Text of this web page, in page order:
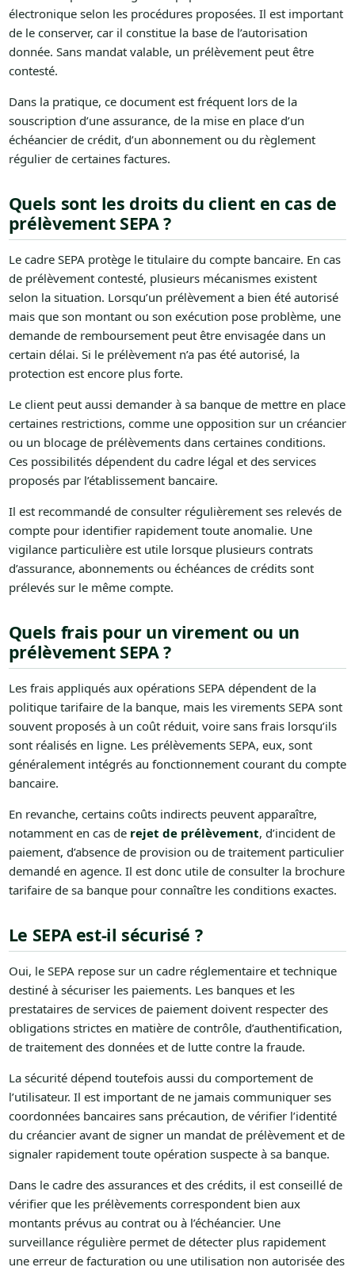
électronique selon les procédures proposées. Il est important
de le conserver, car il constitue la base de l’autorisation
donnée. Sans mandat valable, un prélèvement peut être
contesté.
Dans la pratique, ce document est fréquent lors de la
souscription d’une assurance, de la mise en place d’un
échéancier de crédit, d’un abonnement ou du règlement
régulier de certaines factures.
Quels sont les droits du client en cas de
prélèvement SEPA ?
Le cadre SEPA protège le titulaire du compte bancaire. En cas
de prélèvement contesté, plusieurs mécanismes existent
selon la situation. Lorsqu’un prélèvement a bien été autorisé
mais que son montant ou son exécution pose problème, une
demande de remboursement peut être envisagée dans un
certain délai. Si le prélèvement n’a pas été autorisé, la
protection est encore plus forte.
Le client peut aussi demander à sa banque de mettre en place
certaines restrictions, comme une opposition sur un créancier
ou un blocage de prélèvements dans certaines conditions.
Ces possibilités dépendent du cadre légal et des services
proposés par l’établissement bancaire.
Il est recommandé de consulter régulièrement ses relevés de
compte pour identifier rapidement toute anomalie. Une
vigilance particulière est utile lorsque plusieurs contrats
d’assurance, abonnements ou échéances de crédits sont
prélevés sur le même compte.
Quels frais pour un virement ou un
prélèvement SEPA ?
Les frais appliqués aux opérations SEPA dépendent de la
politique tarifaire de la banque, mais les virements SEPA sont
souvent proposés à un coût réduit, voire sans frais lorsqu’ils
sont réalisés en ligne. Les prélèvements SEPA, eux, sont
généralement intégrés au fonctionnement courant du compte
bancaire.
En revanche, certains coûts indirects peuvent apparaître,
notamment en cas de rejet de prélèvement, d’incident de
paiement, d’absence de provision ou de traitement particulier
demandé en agence. Il est donc utile de consulter la brochure
tarifaire de sa banque pour connaître les conditions exactes.
Le SEPA est-il sécurisé ?
Oui, le SEPA repose sur un cadre réglementaire et technique
destiné à sécuriser les paiements. Les banques et les
prestataires de services de paiement doivent respecter des
obligations strictes en matière de contrôle, d’authentification,
de traitement des données et de lutte contre la fraude.
La sécurité dépend toutefois aussi du comportement de
l’utilisateur. Il est important de ne jamais communiquer ses
coordonnées bancaires sans précaution, de vérifier l’identité
du créancier avant de signer un mandat de prélèvement et de
signaler rapidement toute opération suspecte à sa banque.
Dans le cadre des assurances et des crédits, il est conseillé de
vérifier que les prélèvements correspondent bien aux
montants prévus au contrat ou à l’échéancier. Une
surveillance régulière permet de détecter plus rapidement
une erreur de facturation ou une utilisation non autorisée des